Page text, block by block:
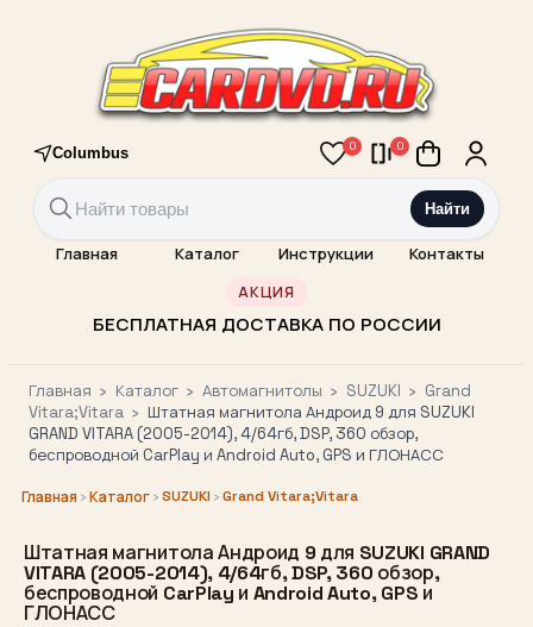
Columbus 0 0
Найти
Главная Каталог Инструкции Контакты
АКЦИЯ
БЕСПЛАТНАЯ ДОСТАВКА ПО РОССИИ
Главная › Каталог › Автомагнитолы › SUZUKI › Grand
Vitara;Vitara › Штатная магнитола Андроид 9 для SUZUKI
GRAND VITARA (2005-2014), 4/64гб, DSP, 360 обзор,
беспроводной CarPlay и Android Auto, GPS и ГЛОНАСС
Главная ›Каталог›SUZUKI ›Grand Vitara;Vitara
Штатная магнитола Андроид 9 для SUZUKI GRAND
VITARA (2005-2014), 4/64гб, DSP, 360 обзор,
беспроводной CarPlay и Android Auto, GPS и
ГЛОНАСС